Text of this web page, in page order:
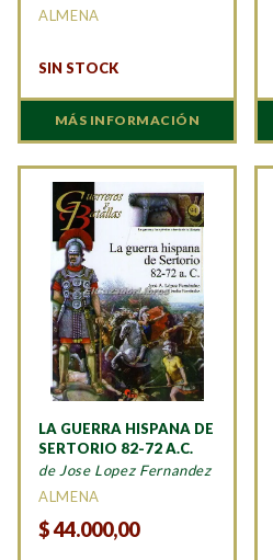
ALMENA
SIN STOCK
MÁS INFORMACIÓN
LA GUERRA HISPANA DE
SERTORIO 82-72 A.C.
de Jose Lopez Fernandez
ALMENA
$44.000,00